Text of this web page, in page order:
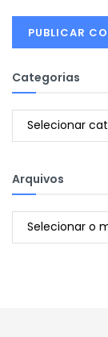
Categorias
Categorias
Arquivos
Arquivos